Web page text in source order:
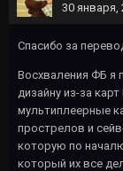
30 января,
Спасибо за
Восхваления ФБ я
дизайну из-за
мультиплеерные
прострелов и
которую по
который их все